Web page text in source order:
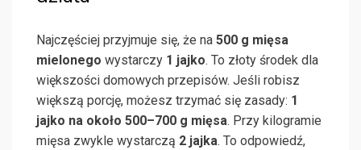
Najczęściej przyjmuje się, że na 500 g mięsa
mielonego wystarczy 1 jajko. To złoty środek dla
większości domowych przepisów. Jeśli robisz
większą porcję, możesz trzymać się zasady: 1
jajko na około 500–700 g mięsa. Przy kilogramie
mięsa zwykle wystarczą 2 jajka. To odpowiedź,